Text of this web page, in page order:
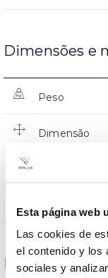
Esta página web
Las cookies de
el contenido y los
sociales y
Dimensões e
Peso
Dimensão
Junção
Dados ópticos